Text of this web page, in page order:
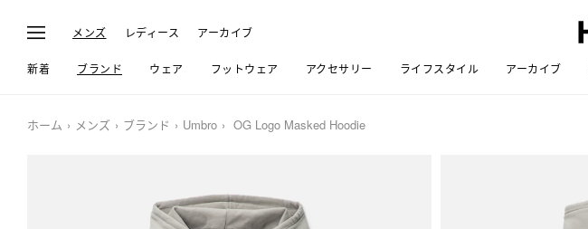
メンズ レディース アーカイブ
新着 ブランド ウェア フットウェア アクセサリー ライフスタイル アーカイブ
ホーム メンズ ブランド Umbro OG Logo Masked Hoodie